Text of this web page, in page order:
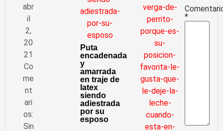
abr
il
2,
20
21
Co
me
nt
ari
os:
Sin
Puta
encadenada
y
amarrada
en traje de
latex
siendo
adiestrada
por su
esposo
*